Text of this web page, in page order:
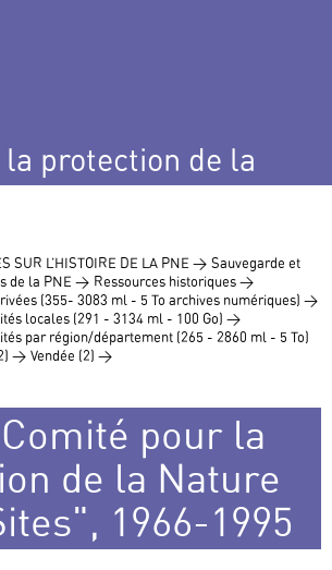
protection de la
SUR L’HISTOIRE DE LA PNE > Sauvegarde et
de la PNE > Ressources historiques >
(355- 3083 ml - 5 To archives numériques) >
locales (291 - 3134 ml - 100 Go) >
par région/département (265 - 2860 ml - 5 To)
> Vendée (2) >
pour la
de la Nature
1966-1995